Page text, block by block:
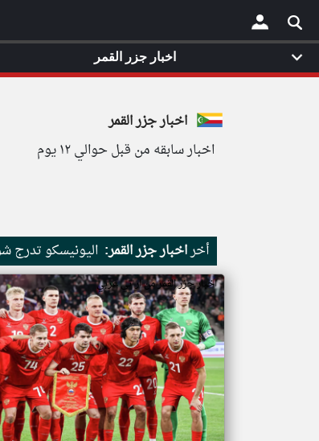
×
اخبار جزر القمر
اخبار سابقه من قبل حوالي ١٢ يوم
أخراخبار جزر القمر: اليونيسكو تدرج
اخبار جزر القمر من ار تي عربي
اخبار جزر القمر